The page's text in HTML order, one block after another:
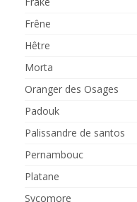
Frêne
Hêtre
Morta
Oranger des Osages
Padouk
Palissandre de santos
Pernambouc
Platane
Sycomore